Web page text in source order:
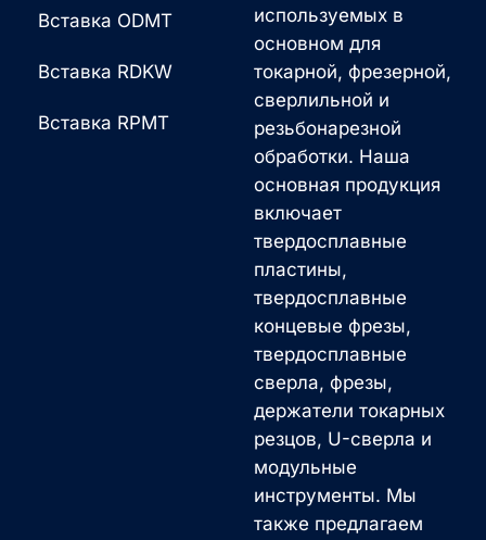
используемых в
основном для
токарной, фрезерной,
сверлильной и
резьбонарезной
обработки. Наша
основная продукция
включает
твердосплавные
пластины,
твердосплавные
концевые фрезы,
твердосплавные
сверла, фрезы,
держатели токарных
резцов, U-сверла и
модульные
инструменты. Мы
также предлагаем
Вставка ODMT
Вставка RDKW
Вставка RPMT